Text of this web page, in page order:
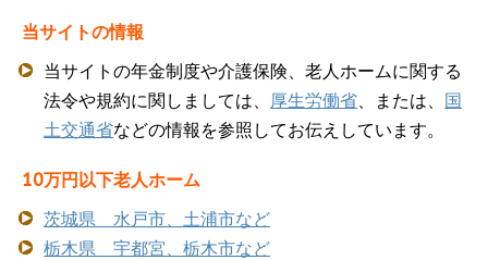
当サイトの情報
当サイトの年金制度や介護保険、老人ホームに関する
法令や規約に関しましては、 厚生労働省 、または、 国
土交通省などの情報を参照してお伝えしています。
10万円以下老人ホーム
茨城県 水戸市、土浦市など
栃木県 宇都宮、栃木市など